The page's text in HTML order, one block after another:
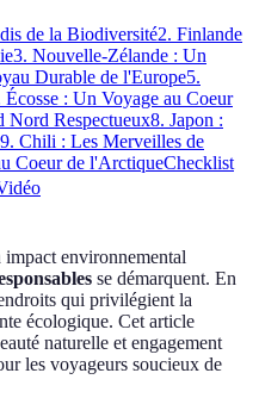
de la Biodiversité2. Finlande
3. Nouvelle-Zélande : Un
Durable de l'Europe5.
Écosse : Un Voyage au Coeur
Nord Respectueux8. Japon :
9. Chili : Les Merveilles de
Coeur de l'ArctiqueChecklist
environnemental
se démarquent. En
qui privilégient la
écologique. Cet article
naturelle et engagement
les voyageurs soucieux de